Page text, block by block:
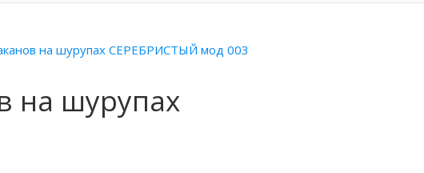
на шурупах СЕРЕБРИСТЫЙ мод 003
на шурупах